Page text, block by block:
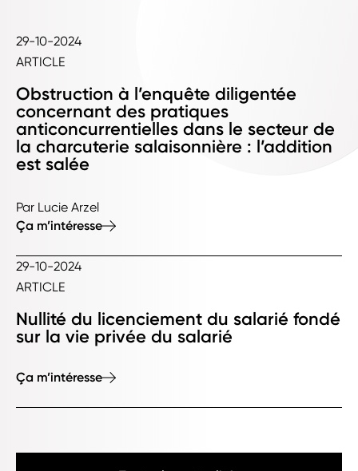
29-10-2024
ARTICLE
Obstruction à l’enquête diligentée
concernant des pratiques
anticoncurrentielles dans le secteur de
la charcuterie salaisonnière : l’addition
est salée
Par Lucie Arzel
Ça m’intéresse
29-10-2024
ARTICLE
Nullité du licenciement du salarié fondé
sur la vie privée du salarié
Ça m’intéresse